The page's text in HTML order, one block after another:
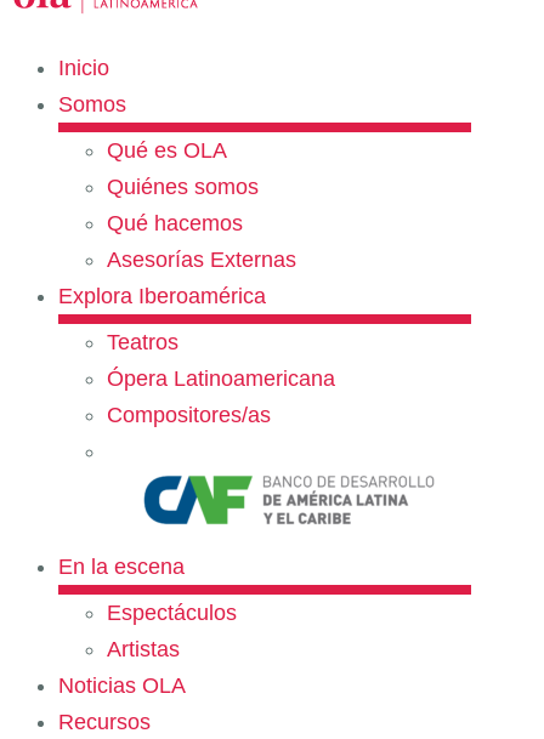
Inicio
Somos
Qué es OLA
Quiénes somos
Qué hacemos
Asesorías Externas
Explora Iberoamérica
Teatros
Ópera Latinoamericana
Compositores/as
En la escena
Espectáculos
Artistas
Noticias OLA
Recursos